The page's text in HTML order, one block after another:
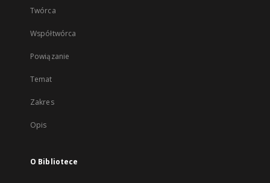
Twórca
Współtwórca
Powiązanie
Temat
Zakres
Opis
O Bibliotece